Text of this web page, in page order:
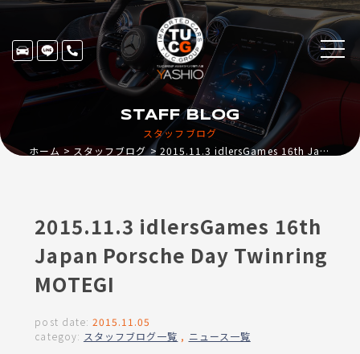
スタッフブログ
STAFF BLOG
ホーム スタッフブログ 2015.11.3 idlersGames 16th Japan Porsche Day Twinring MOTEGI
2015.11.3 idlersGames 16th
Japan Porsche Day Twinring
MOTEGI
post date: 2015.11.05
categoy: スタッフブログ一覧 , ニュース一覧